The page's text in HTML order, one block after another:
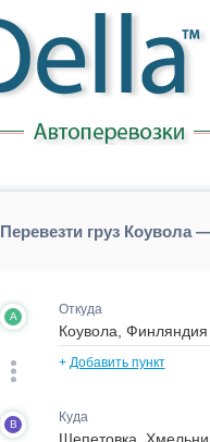
Перевезти груз Коувола
A Откуда
+ Добавить пункт
B Куда